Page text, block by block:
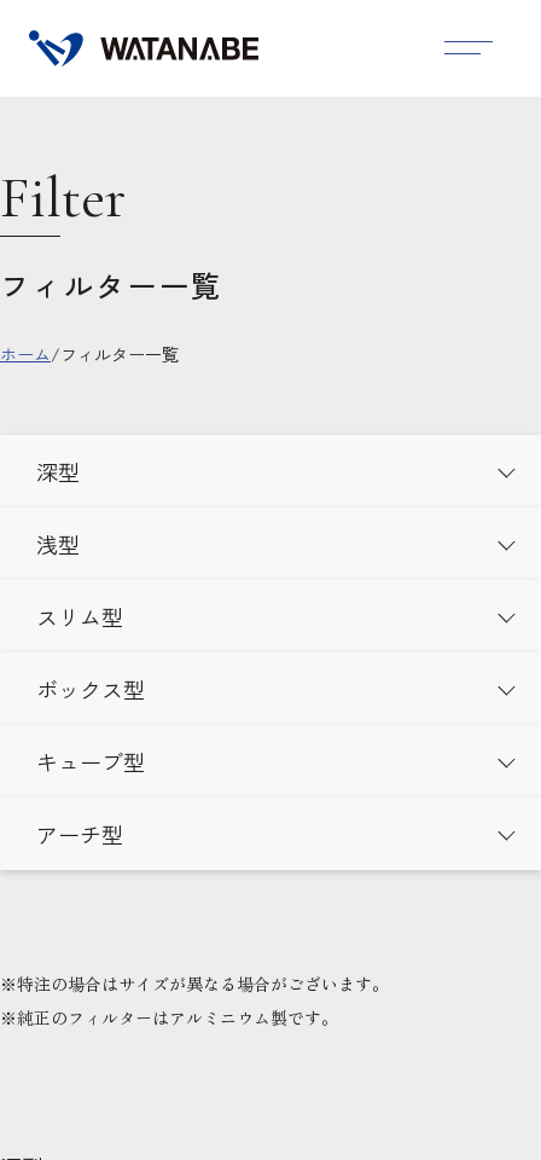
Filter
フィルター一覧
ホーム/フィルター一覧
深型
浅型
スリム型
ボックス型
キューブ型
アーチ型
※特注の場合はサイズが異なる場合がございます。
※純正のフィルターはアルミニウム製です。